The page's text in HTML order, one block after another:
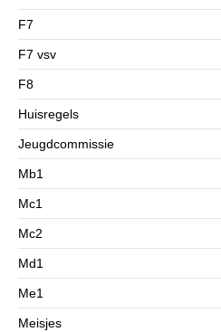
F7
F7 vsv
F8
Huisregels
Jeugdcommissie
Mb1
Mc1
Mc2
Md1
Me1
Meisjes